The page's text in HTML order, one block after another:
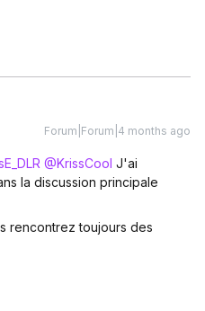
Forum|Forum|4 months ago
@KrissCool J'ai
la discussion principale
rencontrez toujours des